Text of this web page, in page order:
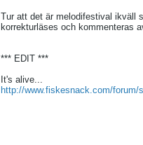
Tur att det är melodifestival ikväll
korrekturläses och kommenteras
*** EDIT ***
It's alive...
http://www.fiskesnack.com/forum/